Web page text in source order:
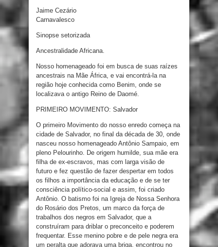
Jaime Cezário
Carnavalesco
Sinopse setorizada
Ancestralidade Africana.
Nosso homenageado foi em busca de suas raízes
ancestrais na Mãe África, e vai encontrá-la na
região hoje conhecida como Benim, onde se
localizava o antigo Reino de Daomé.
PRIMEIRO MOVIMENTO: Salvador
O primeiro Movimento do nosso enredo começa na
cidade de Salvador, no final da década de 30, onde
nasceu nosso homenageado Antônio Sampaio, em
pleno Pelourinho. De origem humilde, sua mãe era
filha de ex-escravos, mas com larga visão de
futuro e fez questão de fazer despertar em todos
os filhos a importância da educação e de se ter
consciência político-social e assim, foi criado
Antônio. O batismo foi na Igreja de Nossa Senhora
do Rosário dos Pretos, um marco da força de
trabalhos dos negros em Salvador, que a
construíram para driblar o preconceito e poderem
frequentar. Esse menino pobre e de pele negra era
um peralta que adorava uma briga, encontrou no